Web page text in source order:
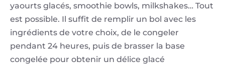
yaourts glacés, smoothie bowls, milkshakes… Tout
est possible. Il suffit de remplir un bol avec les
ingrédients de votre choix, de le congeler
pendant 24 heures, puis de brasser la base
congelée pour obtenir un délice glacé